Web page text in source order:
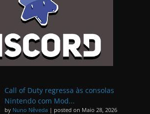
Call of Duty regressa às consolas
Nintendo com Mod...
by Nuno Nêveda | posted on Maio 28, 2026